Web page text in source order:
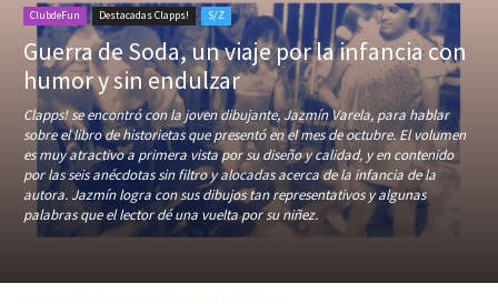
ClubdeFun Destacadas Clapps! S/Z
Guerra de Soda, un viaje por la infancia con
humor y sin endulzar
Clapps! se encontró con la joven dibujante, Jazmín Varela, para hablar
sobre el libro de historietas que presentó en el mes de octubre. El volumen
es muy atractivo a primera vista por su diseño y calidad, y en contenido
por las seis anécdotas sin filtro y alocadas acerca de la infancia de la
autora. Jazmín logra con sus dibujos tan representativos y algunas
palabras que el lector dé una vuelta por su niñez.